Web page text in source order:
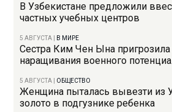
В Узбекистане предложили
частных учебных центров
5 АВГУСТА В МИРЕ
Сестра Ким Чен Ына пригрозила
наращивания военного
5 АВГУСТА ОБЩЕСТВО
Женщина пыталась вывезти из
золото в подгузнике ребенка